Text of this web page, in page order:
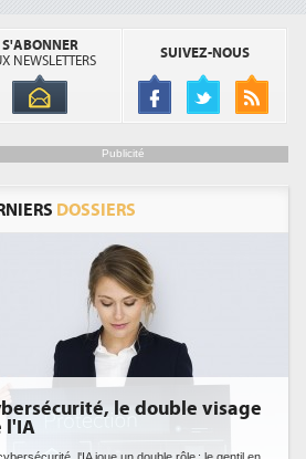
S'ABONNER
NEWSLETTERS
SUIVEZ-NOUS
Publicité
DOSSIERS
l'efficacité énergétique
une obligation pour les